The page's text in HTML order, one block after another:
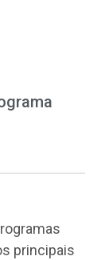
principais